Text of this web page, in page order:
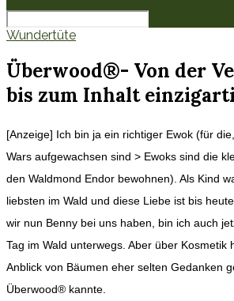
Wundertüte
Überwood®- Von der
bis zum Inhalt
[Anzeige] Ich bin ja ein richtiger Ewok (für
Wars aufgewachsen sind > Ewoks sind die
den Waldmond Endor bewohnen). Als Kind
liebsten im Wald und diese Liebe ist bis
wir nun Benny bei uns haben, bin ich auch
Tag im Wald unterwegs. Aber über Kosmetik
Anblick von Bäumen eher selten Gedanken
Überwood® kannte.